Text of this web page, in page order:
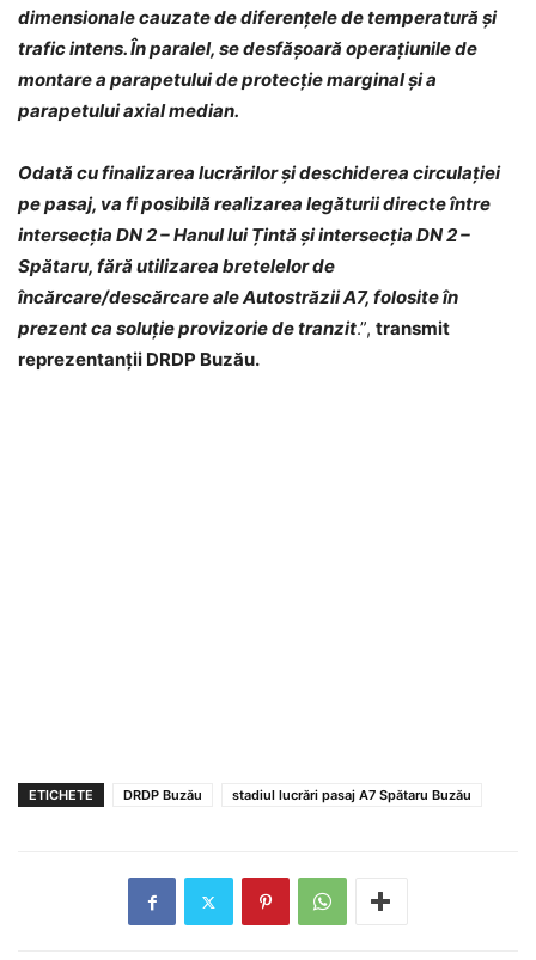
dimensionale cauzate de diferențele de temperatură și
trafic intens. În paralel, se desfășoară operațiunile de
montare a parapetului de protecție marginal și a
parapetului axial median.
Odată cu finalizarea lucrărilor și deschiderea circulației
pe pasaj, va fi posibilă realizarea legăturii directe între
intersecția DN 2 – Hanul lui Țintă și intersecția DN 2 –
Spătaru, fără utilizarea bretelelor de
încărcare/descărcare ale Autostrăzii A7, folosite în
prezent ca soluție provizorie de tranzit.”, transmit
reprezentanții DRDP Buzău.
ETICHETE DRDP Buzău stadiul lucrări pasaj A7 Spătaru Buzău